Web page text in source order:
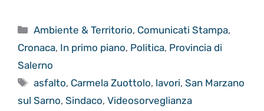
Categorie
Ambiente & Territorio, Comunicati Stampa,
Cronaca, In primo piano, Politica, Provincia di
Salerno
Tag
asfalto, Carmela Zuottolo, lavori,San Marzano
sul Sarno, Sindaco, Videosorveglianza